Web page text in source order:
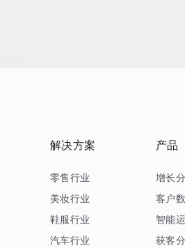
解决方案
零售行业
美妆行业
鞋服行业
汽车行业
产品
增长
客户
智能
获客